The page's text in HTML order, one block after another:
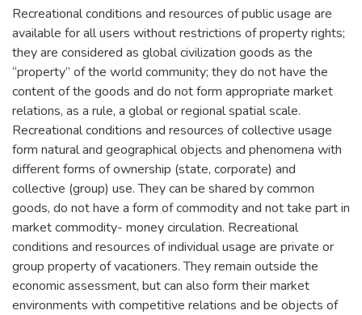
Recreational conditions and resources of public usage are
available for all users without restrictions of property rights;
they are considered as global civilization goods as the
“property” of the world community; they do not have the
content of the goods and do not form appropriate market
relations, as a rule, a global or regional spatial scale.
Recreational conditions and resources of collective usage
form natural and geographical objects and phenomena with
different forms of ownership (state, corporate) and
collective (group) use. They can be shared by common
goods, do not have a form of commodity and not take part in
market commodity- money circulation. Recreational
conditions and resources of individual usage are private or
group property of vacationers. They remain outside the
economic assessment, but can also form their market
environments with competitive relations and be objects of